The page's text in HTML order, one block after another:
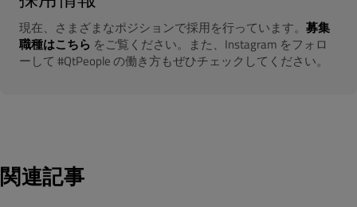
現在、さまざまなポジションで採用を行っています。 募集
職種はこちら をご覧ください。また、Instagram をフォロ
ーして #QtPeople の働き方もぜひチェックしてください。
関連記事